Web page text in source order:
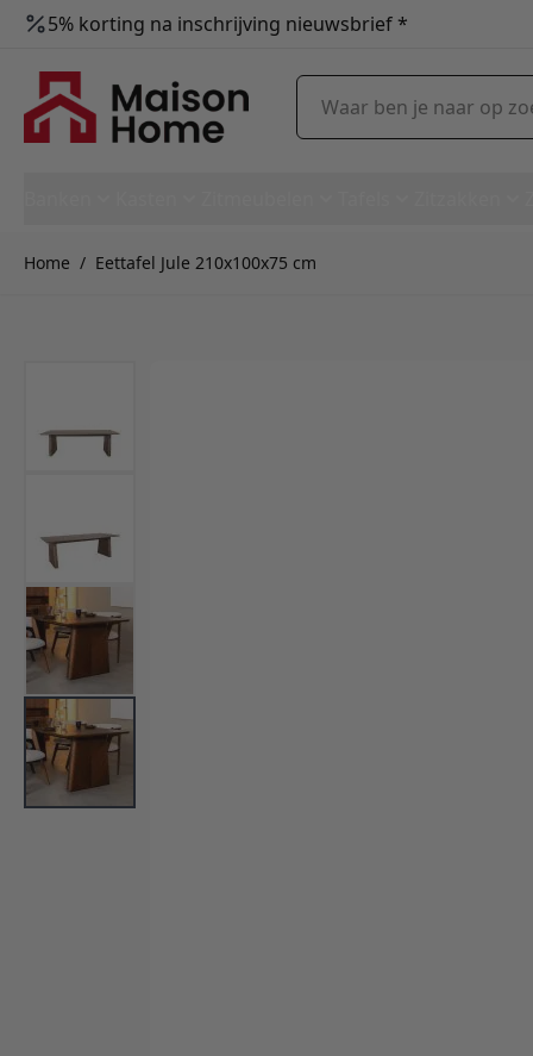
5% korting na inschrijving nieuwsbrief *
Waar ben je naar op zoek?
Home / Eettafel Jule 210x100x75 cm